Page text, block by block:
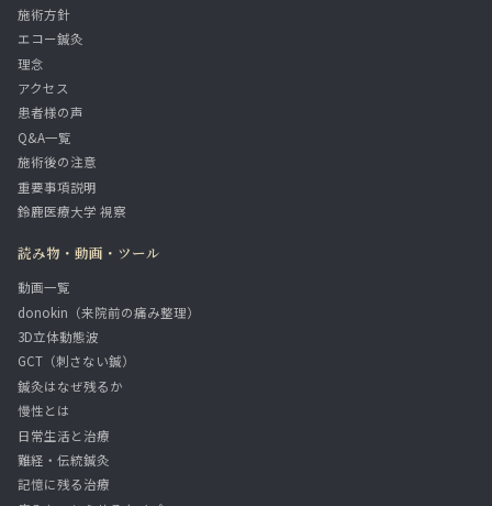
施術方針
エコー鍼灸
理念
アクセス
患者様の声
Q&A一覧
施術後の注意
重要事項説明
鈴鹿医療大学 視察
読み物・動画・ツール
動画一覧
donokin（来院前の痛み整理）
3D立体動態波
GCT（刺さない鍼）
鍼灸はなぜ残るか
慢性とは
日常生活と治療
難経・伝統鍼灸
記憶に残る治療